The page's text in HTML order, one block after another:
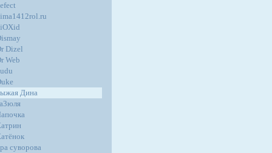
Dizel
Web
Дина
суворова